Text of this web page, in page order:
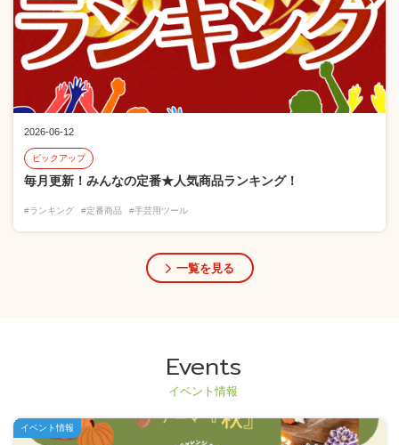
2026-06-12
ピックアップ
毎月更新！みんなの定番★人気商品ランキング！
#ランキング #定番商品 #手芸用ツール
一覧を見る
Events
イベント情報
イベント情報